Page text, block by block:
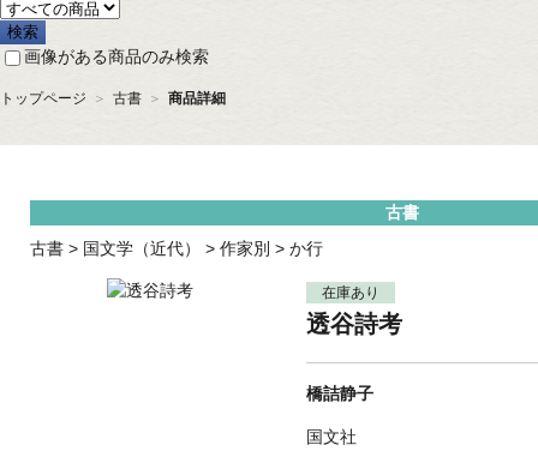
画像がある商品のみ検索
トップページ ＞ 古書 ＞ 商品詳細
古書
古書 > 国文学（近代） > 作家別 > か行
在庫あり
透谷詩考
橋詰静子
国文社